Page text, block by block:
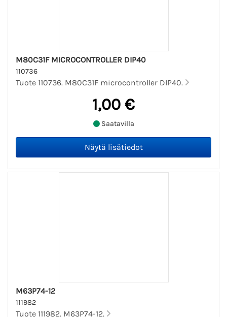
M80C31F MICROCONTROLLER DIP40
110736
Tuote 110736. M80C31F microcontroller DIP40.
1,00 €
Saatavilla
M63P74-12
111982
Tuote 111982. M63P74-12.